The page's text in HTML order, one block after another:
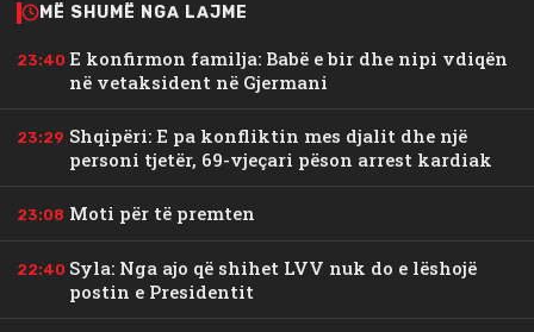
MË SHUMË NGA LAJME
23:40 E konfirmon familja: Babë e bir dhe nipi vdiqën
në vetaksident në Gjermani
23:29 Shqipëri: E pa konfliktin mes djalit dhe një
personi tjetër, 69-vjeçari pëson arrest kardiak
23:08 Moti për të premten
22:40 Syla: Nga ajo që shihet LVV nuk do e lëshojë
postin e Presidentit